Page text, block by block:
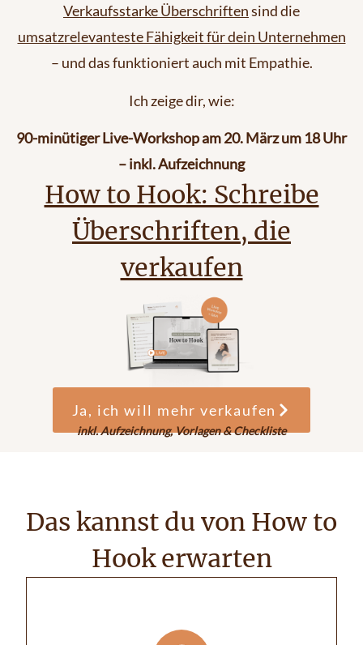
Verkaufsstarke Überschriftensind die
umsatzrelevanteste Fähigkeit für dein Unternehmen
– und das funktioniert auch mit Empathie.
Ich zeige dir, wie:
90-minütiger Live-Workshop am 20. März um 18 Uhr
– inkl. Aufzeichnung
How to Hook: Schreibe
Überschriften, die
verkaufen
Ja, ich will mehr verkaufen
inkl. Aufzeichnung, Vorlagen & Checkliste
Das kannst du von How to
Hook erwarten